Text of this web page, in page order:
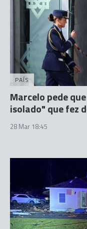
PAÍS
Marcelo pede
isolado" que fez
28 Mar 18:45